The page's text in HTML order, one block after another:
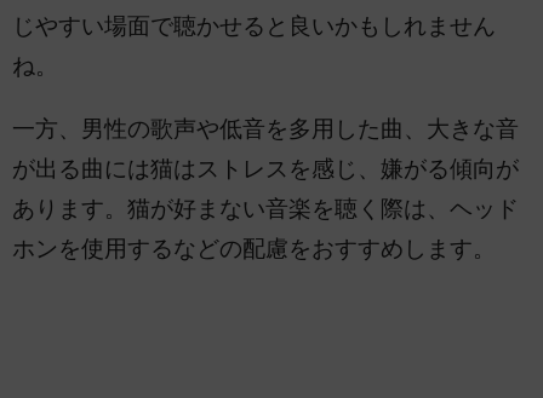
じやすい場面で聴かせると良いかもしれません
ね。
一方、男性の歌声や低音を多用した曲、大きな音
が出る曲には猫はストレスを感じ、嫌がる傾向が
あります。猫が好まない音楽を聴く際は、ヘッド
ホンを使用するなどの配慮をおすすめします。